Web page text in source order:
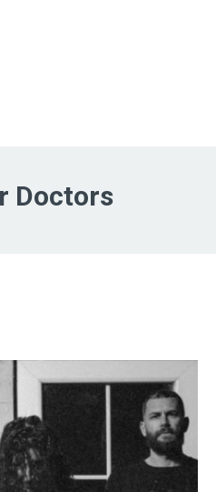
Doctors